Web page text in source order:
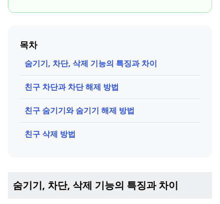
목차
숨기기, 차단, 삭제 기능의 특징과 차이
친구 차단과 차단 해제 방법
친구 숨기기와 숨기기 해제 방법
친구 삭제 방법
숨기기, 차단, 삭제 기능의 특징과 차이